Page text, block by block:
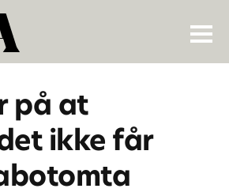
på at
ikke får